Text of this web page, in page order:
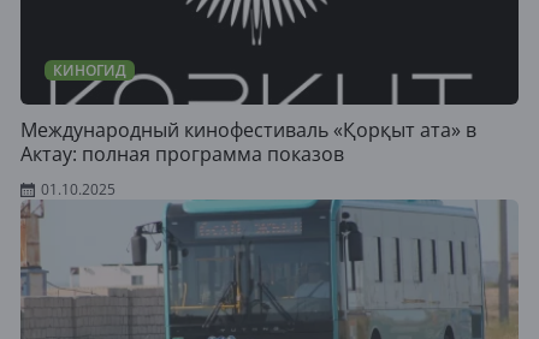
КИНОГИД
Международный кинофестиваль «Қорқыт ата» в
Актау: полная программа показов
01.10.2025